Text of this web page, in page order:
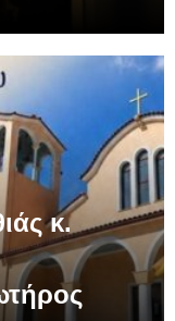
κ.